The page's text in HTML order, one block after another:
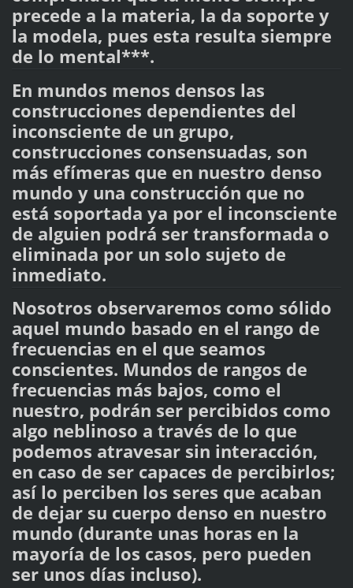
precede a la materia, la da soporte y
la modela, pues esta resulta siempre
de lo mental***.
En mundos menos densos las
construcciones dependientes del
inconsciente de un grupo,
construcciones consensuadas, son
más efímeras que en nuestro denso
mundo y una construcción que no
está soportada ya por el inconsciente
de alguien podrá ser transformada o
eliminada por un solo sujeto de
inmediato.
Nosotros observaremos como sólido
aquel mundo basado en el rango de
frecuencias en el que seamos
conscientes. Mundos de rangos de
frecuencias más bajos, como el
nuestro, podrán ser percibidos como
algo neblinoso a través de lo que
podemos atravesar sin interacción,
en caso de ser capaces de percibirlos;
así lo perciben los seres que acaban
de dejar su cuerpo denso en nuestro
mundo (durante unas horas en la
mayoría de los casos, pero pueden
ser unos días incluso).